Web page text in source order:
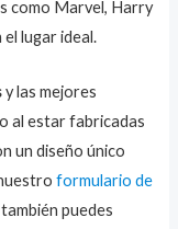
como Marvel, Harry
lugar ideal.
y las mejores
al estar fabricadas
un diseño único
formulario de
también puedes